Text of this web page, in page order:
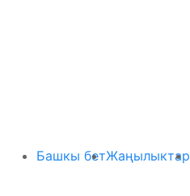
Башкы бетЖаңылыктар